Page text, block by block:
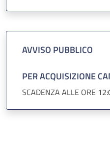
AVVISO PUBBLICO
PER ACQUISIZIONE
RIVOLTO AI
E AI DIPENDENTI DI
SCADENZA ALLE ORE